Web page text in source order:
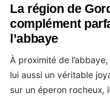
La région de
complément
l’abbaye
À proximité de
lui aussi un véritable
sur un éperon rocheux,